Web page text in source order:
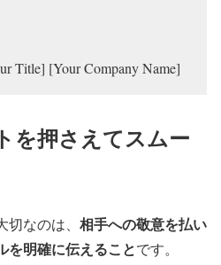
Title] [Your Company Name]
を押さえてスムー
なのは、 相手への敬意を払い
を明確に伝えることです。